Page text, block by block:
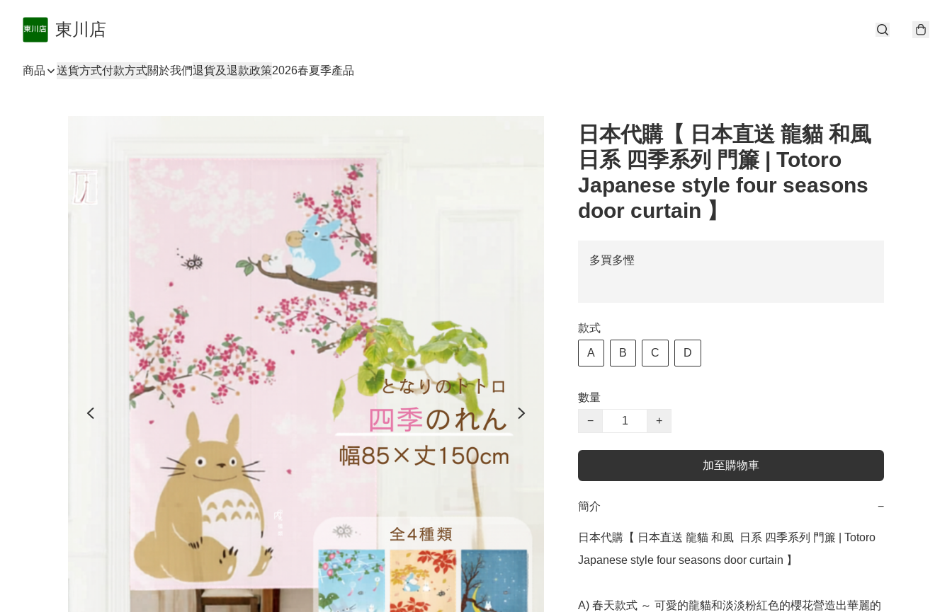
東川店
商品 送貨方式付款方式關於我們退貨及退款政策2026春夏季產品
日本代購【 日本直送 龍貓 和風
日系 四季系列 門簾 | Totoro
Japanese style four seasons
door curtain 】
多買多慳
款式
A B C D
數量
−
+
加至購物車
簡介 −
日本代購【 日本直送 龍貓 和風  日系 四季系列 門簾 | Totoro
Japanese style four seasons door curtain 】
A) 春天款式 ～ 可愛的龍貓和淡淡粉紅色的櫻花營造出華麗的